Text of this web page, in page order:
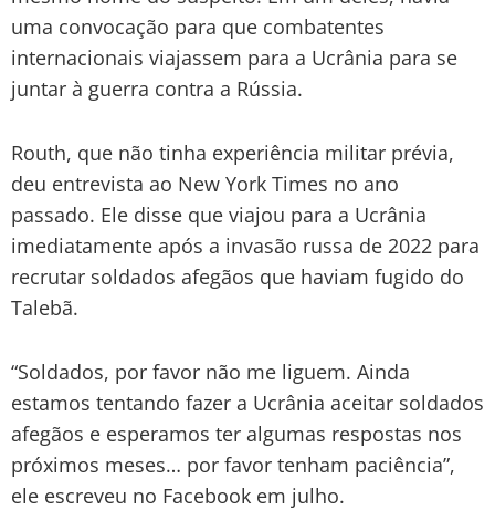
uma convocação para que combatentes
internacionais viajassem para a Ucrânia para se
juntar à guerra contra a Rússia.
Routh, que não tinha experiência militar prévia,
deu entrevista ao New York Times no ano
passado. Ele disse que viajou para a Ucrânia
imediatamente após a invasão russa de 2022 para
recrutar soldados afegãos que haviam fugido do
Talebã.
“Soldados, por favor não me liguem. Ainda
estamos tentando fazer a Ucrânia aceitar soldados
afegãos e esperamos ter algumas respostas nos
próximos meses… por favor tenham paciência”,
ele escreveu no Facebook em julho.